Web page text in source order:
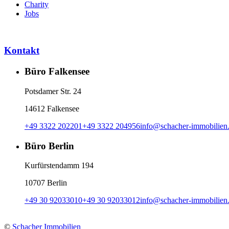
Charity
Jobs
Kontakt
Büro Falkensee
Potsdamer Str. 24
14612 Falkensee
+49 3322 202201+49 3322 204956info@schacher-
Büro Berlin
Kurfürstendamm 194
10707 Berlin
+49 30 92033010+49 30 92033012info@schacher-
© Schacher Immobilien